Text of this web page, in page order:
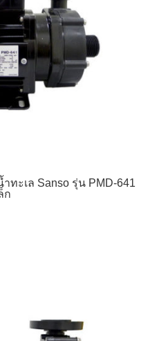
ทะเล Sanso รุ่น PMD-641
ก